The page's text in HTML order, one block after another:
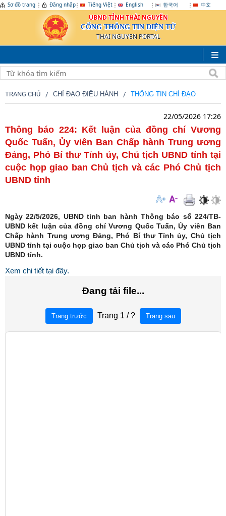
Sơ đồ trang Đăng nhập Tiếng Việt English 한국어 中文
UBND TỈNH THÁI NGUYÊN
CỔNG THÔNG TIN ĐIỆN TỬ
THAI NGUYEN PORTAL
TRANG CHỦ CHỈ ĐẠO ĐIỀU HÀNH THÔNG TIN CHỈ ĐẠO
22/05/2026 17:26
Thông báo 224: Kết luận của đồng chí Vương
Quốc Tuấn, Ủy viên Ban Chấp hành Trung ương
Đảng, Phó Bí thư Tỉnh ủy, Chủ tịch UBND tỉnh tại
cuộc họp giao ban Chủ tịch và các Phó Chủ tịch
UBND tỉnh
Ngày 22/5/2026, UBND tỉnh ban hành Thông báo số 224/TB-
UBND kết luận của đồng chí Vương Quốc Tuấn, Ủy viên Ban
Chấp hành Trung ương Đảng, Phó Bí thư Tỉnh ủy, Chủ tịch
UBND tỉnh tại cuộc họp giao ban Chủ tịch và các Phó Chủ tịch
UBND tỉnh.
Xem chi tiết tại đây.